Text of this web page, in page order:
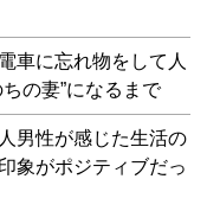
車に忘れ物をして人
の妻”になるまで
男性が感じた生活の
象がポジティブだっ